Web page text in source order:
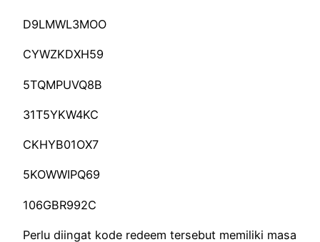
D9LMWL3MOO
CYWZKDXH59
5TQMPUVQ8B
31T5YKW4KC
CKHYB01OX7
5KOWWIPQ69
106GBR992C
Perlu diingat kode redeem tersebut memiliki masa